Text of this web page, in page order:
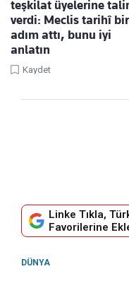
teşkilat üyelerine
verdi: Meclis tarihî bir
adım attı, bunu iyi
anlatın
Kaydet
Linke Tıkla,
Favorilerine
DÜNYA